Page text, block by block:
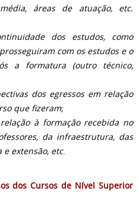
áreas de atuação, etc.
dos estudos, como
com os estudos e o
a formatura (outro técnico,
dos egressos em relação
que fizeram;
à formação recebida no
da infraestrutura, das
extensão, etc.
dos Cursos de Nível Superior